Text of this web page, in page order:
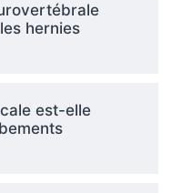
hernies
est-elle